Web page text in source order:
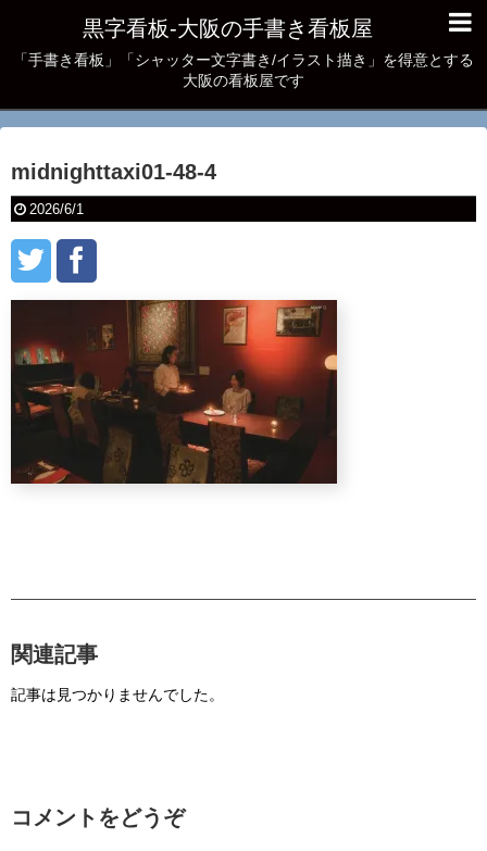
黒字看板‐大阪の手書き看板屋
「手書き看板」「シャッター文字書き/イラスト描き」を得意とする
大阪の看板屋です
midnighttaxi01-48-4
2026/6/1
関連記事
記事は見つかりませんでした。
コメントをどうぞ